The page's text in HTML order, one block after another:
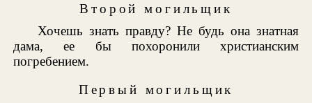
Второй могильщик
Хочешь знать правду? Не будь она знатная
дама, ее бы похоронили христианским
погребением.
Первый могильщик